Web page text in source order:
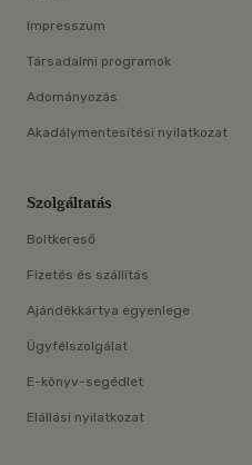
Impresszum
Társadalmi programok
Adományozás
Akadálymentesítési nyilatkozat
Szolgáltatás
Boltkereső
Fizetés és szállítás
Ajándékkártya egyenlege
Ügyfélszolgálat
E-könyv-segédlet
Elállási nyilatkozat